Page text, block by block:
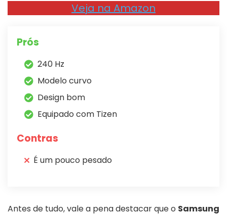
Veja na Amazon
Prós
240 Hz
Modelo curvo
Design bom
Equipado com Tizen
Contras
É um pouco pesado
Antes de tudo, vale a pena destacar que o Samsung